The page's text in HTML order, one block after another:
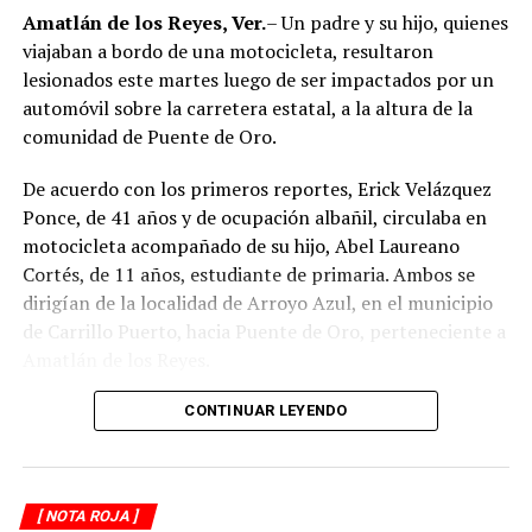
Amatlán de los Reyes, Ver.– Un padre y su hijo, quienes
viajaban a bordo de una motocicleta, resultaron
lesionados este martes luego de ser impactados por un
automóvil sobre la carretera estatal, a la altura de la
comunidad de Puente de Oro.
De acuerdo con los primeros reportes, Erick Velázquez
Ponce, de 41 años y de ocupación albañil, circulaba en
motocicleta acompañado de su hijo, Abel Laureano
Cortés, de 11 años, estudiante de primaria. Ambos se
dirigían de la localidad de Arroyo Azul, en el municipio
de Carrillo Puerto, hacia Puente de Oro, perteneciente a
El accidente ocurrió cuando, presuntamente, un
impactó por alcance, provocando que ambos cayeran
sobre la carpeta asfáltica.
CONTINUAR LEYENDO
[ NOTA ROJA ]